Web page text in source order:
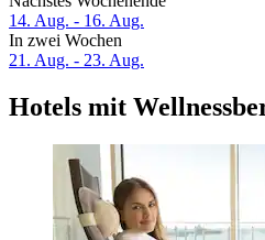
14. Aug. - 16. Aug.
In zwei Wochen
21. Aug. - 23. Aug.
Hotels mit